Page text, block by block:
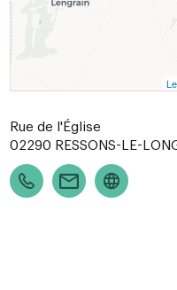
Rue de l'Église
02290 RESSONS-LE-